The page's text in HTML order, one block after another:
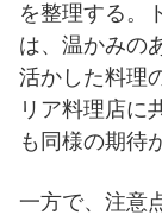
を整理する。
は、温かみの
活かした料理
リア料理店に
も同様の期待
一方で、注意